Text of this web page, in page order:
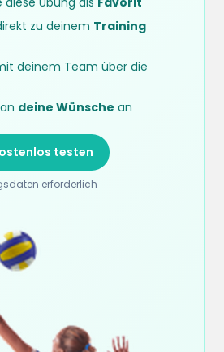
zu deinem Training
deinem Team über die
deine Wünsche an
testen
erforderlich